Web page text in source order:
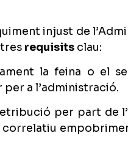
injust de
requisitsclau:
la feina o el
a l’administració.
per part de